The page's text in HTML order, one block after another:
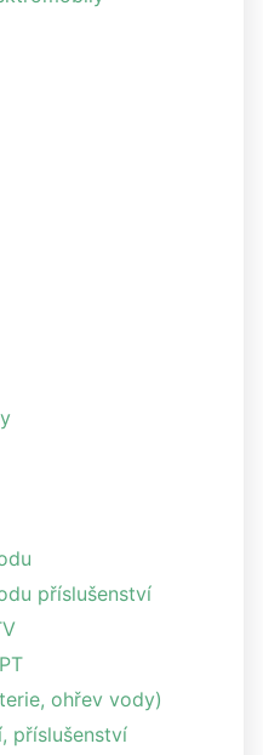
příslušenství
ohřev vody)
příslušenství